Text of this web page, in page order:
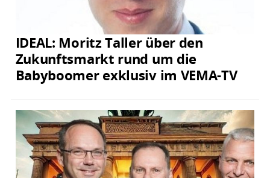
IDEAL: Moritz Taller über den
Zukunftsmarkt rund um die
Babyboomer exklusiv im VEMA-TV